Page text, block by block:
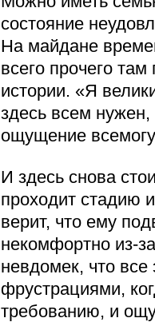
состояние
На майдане
всего прочего
истории. «Я
здесь всем
ощущение
И здесь снова
проходит стадию
верит, что ему
некомфортно из-
невдомек, что
фрустрациями,
требованию, и